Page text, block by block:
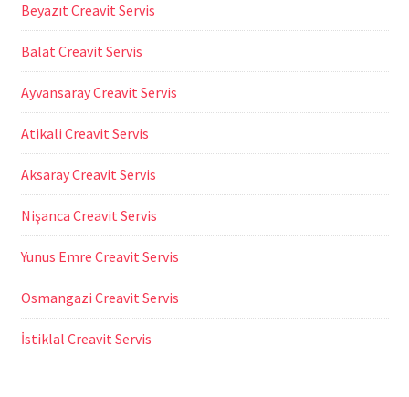
Beyazıt Creavit Servis
Balat Creavit Servis
Ayvansaray Creavit Servis
Atikali Creavit Servis
Aksaray Creavit Servis
Nişanca Creavit Servis
Yunus Emre Creavit Servis
Osmangazi Creavit Servis
İstiklal Creavit Servis